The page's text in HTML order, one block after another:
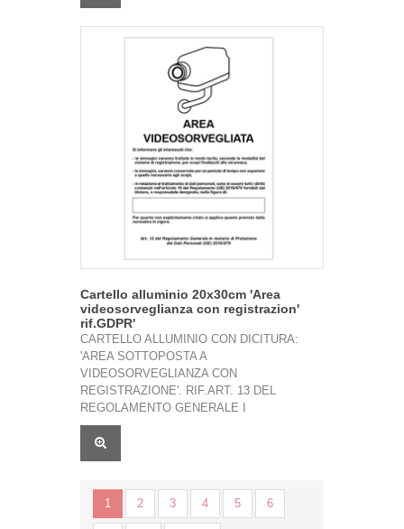
Cartello alluminio 20x30cm 'Area
videosorveglianza con registrazion'
rif.GDPR'
CARTELLO ALLUMINIO CON DICITURA:
'AREA SOTTOPOSTA A
VIDEOSORVEGLIANZA CON
REGISTRAZIONE'. RIF.ART. 13 DEL
REGOLAMENTO GENERALE I
1 2 3 4 5 6